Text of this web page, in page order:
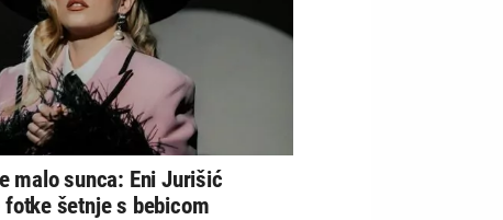
malo sunca: Eni Jurišić
šetnje s bebicom